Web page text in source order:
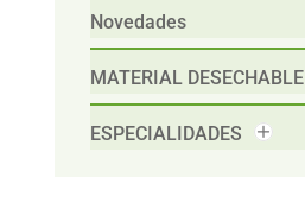
Novedades
MATERIAL DESECHABLE
ESPECIALIDADES